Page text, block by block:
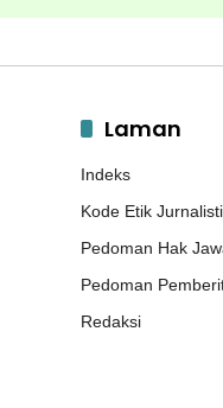
Laman
Indeks
Kode Etik
Pedoman Hak
Pedoman
Redaksi